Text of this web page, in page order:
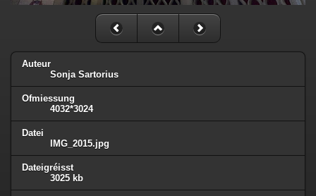
Auteur
Sonja Sartorius
Ofmiessung
4032*3024
Datei
IMG_2015.jpg
Dateigréisst
3025 kb